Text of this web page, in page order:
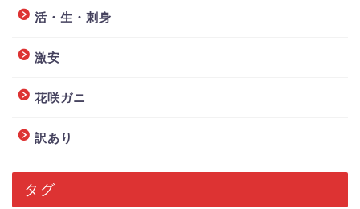
活・生・刺身
激安
花咲ガニ
訳あり
タグ